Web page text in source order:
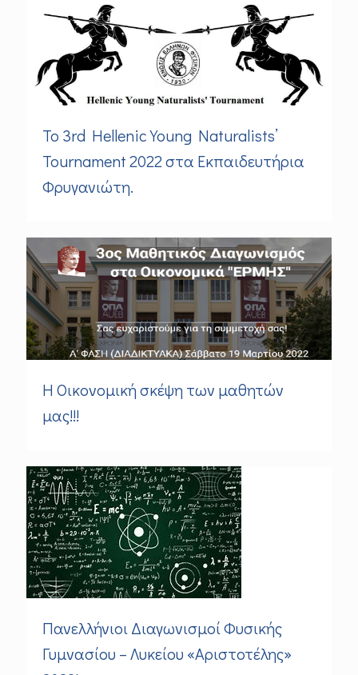
Το 3rd Hellenic Young Naturalists’
Tournament 2022 στα Εκπαιδευτήρια
Φρυγανιώτη.
Η Οικονομική σκέψη των μαθητών
μας!!!
Πανελλήνιοι Διαγωνισμοί Φυσικής
Γυμνασίου – Λυκείου «Αριστοτέλης»